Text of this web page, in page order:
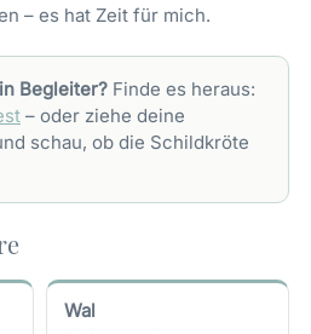
– es hat Zeit für mich.
Begleiter? Finde es heraus:
– oder ziehe deine
schau, ob die Schildkröte
Wal